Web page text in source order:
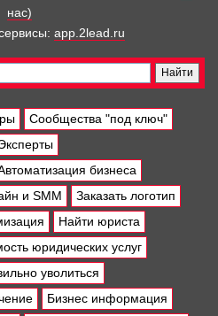
нас)
app.2lead.ru
Сообщества "под ключ"
бизнеса
и SMM
Заказать логотип
Найти юриста
юридических услуг
уволиться
Бизнес информация